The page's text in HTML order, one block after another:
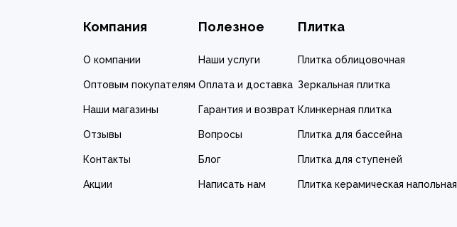
Компания
О компании
Оптовым покупателям
Наши магазины
Отзывы
Контакты
Акции
Полезное
Наши услуги
Оплата и доставка
Гарантия и возврат
Вопросы
Блог
Написать нам
Плитка
Плитка облицовочная
Зеркальная плитка
Клинкерная плитка
Плитка для бассейна
Плитка для ступеней
Плитка керамическая напольная